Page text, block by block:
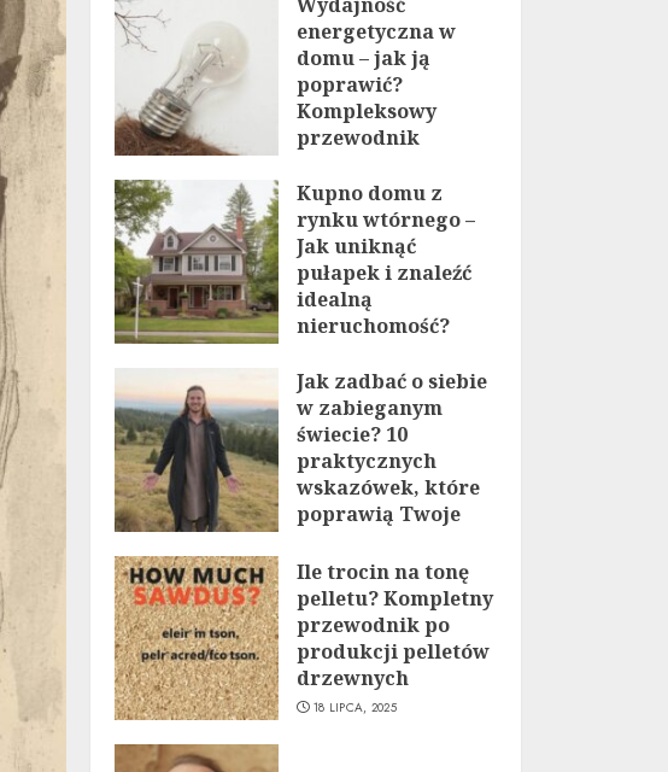
energetyczna w
domu – jak ją
poprawić?
Kompleksowy
przewodnik
Kupno domu z
rynku wtórnego –
Jak uniknąć
pułapek i znaleźć
idealną
nieruchomość?
Jak zadbać o siebie
w zabieganym
świecie? 10
praktycznych
wskazówek, które
poprawią Twoje
19 LIPCA, 2025
Ile trocin na tonę
pelletu? Kompletny
przewodnik po
produkcji pelletów
drzewnych
18 LIPCA, 2025